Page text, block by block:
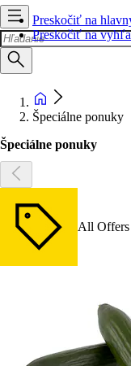
Preskočiť na
Preskočiť na
Špeciálne ponuky
Špeciálne ponuky
All Offers